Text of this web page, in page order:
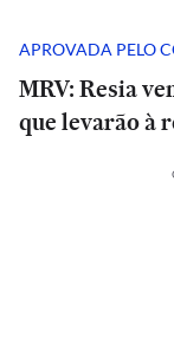
APROVADA PELO
MRV: Resia
que levarão à